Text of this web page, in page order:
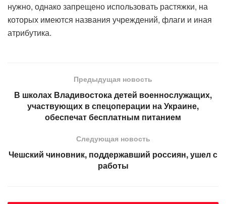
нужно, однако запрещено использовать растяжки, на
которых имеются названия учреждений, флаги и иная
атрибутика.
Предыдущая новость
В школах Владивостока детей военнослужащих,
участвующих в спецоперации на Украине,
обеспечат бесплатным питанием
Следующая новость
Чешский чиновник, поддержавший россиян, ушел с
работы